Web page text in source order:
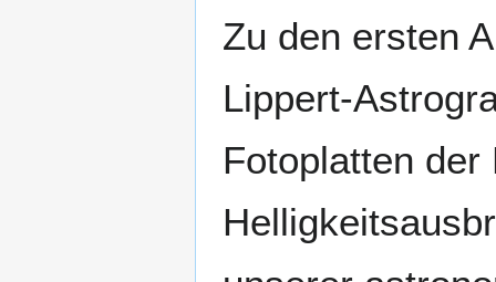
Zu den ersten
Lippert-
Fotoplatten